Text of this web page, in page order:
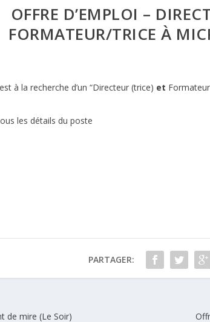
OFFRE D’EMPLOI –
FORMATEUR/TRICE À
à la recherche d’un “Directeur (trice) et
les détails du poste
PARTAGER:
de mire (Le Soir)